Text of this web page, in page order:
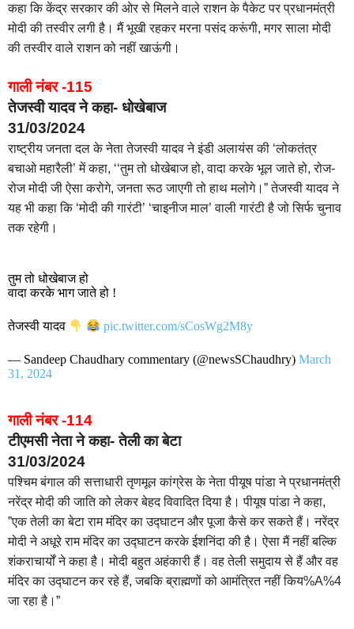
कहा कि केंद्र सरकार की ओर से मिलने वाले राशन के पैकेट पर प्रधानमंत्री
मोदी की तस्वीर लगी है। मैं भूखी रहकर मरना पसंद करूंगी, मगर साला मोदी
की तस्वीर वाले राशन को नहीं खाऊंगी।
गाली नंबर -115
तेजस्वी यादव ने कहा- धोखेबाज
31/03/2024
राष्ट्रीय जनता दल के नेता तेजस्वी यादव ने इंडी अलायंस की ‘लोकतंत्र
बचाओ महारैली’ में कहा, ‘‘तुम तो धोखेबाज हो, वादा करके भूल जाते हो, रोज-
रोज मोदी जी ऐसा करोगे, जनता रूठ जाएगी तो हाथ मलोगे।” तेजस्वी यादव ने
यह भी कहा कि ‘मोदी की गारंटी’ ‘चाइनीज माल’ वाली गारंटी है जो सिर्फ चुनाव
तक रहेगी।
तुम तो धोखेबाज हो
वादा करके भाग जाते हो !
तेजस्वी यादव pic.twitter.com/sCosWg2M8y
— Sandeep Chaudhary commentary (@newsSChaudhry) March
31, 2024
गाली नंबर -114
टीएमसी नेता ने कहा- तेली का बेटा
31/03/2024
पश्चिम बंगाल की सत्ताधारी तृणमूल कांग्रेस के नेता पीयूष पांडा ने प्रधानमंत्री
नरेंद्र मोदी की जाति को लेकर बेहद विवादित दिया है। पीयूष पांडा ने कहा,
”एक तेली का बेटा राम मंदिर का उद्घाटन और पूजा कैसे कर सकते हैं। नरेंद्र
मोदी ने अधूरे राम मंदिर का उद्घाटन करके ईशनिंदा की है। ऐसा मैं नहीं बल्कि
शंकराचार्यों ने कहा है। मोदी बहुत अहंकारी हैं। वह तेली समुदाय से हैं और वह
मंदिर का उद्घाटन कर रहे हैं, जबकि ब्राह्मणों को आमंत्रित नहीं किय%A%4
जा रहा है।”